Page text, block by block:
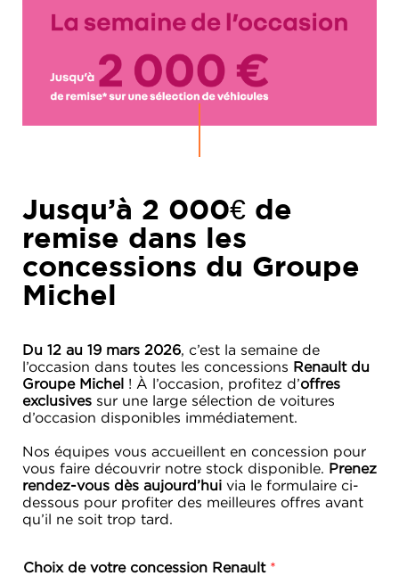
Jusqu’à 2 000€ de
remise dans les
concessions du Groupe
Michel
Du 12 au 19 mars 2026, c’est la semaine de
l’occasion dans toutes les concessions Renault du
Groupe Michel ! À l’occasion, profitez d’offres
exclusives sur une large sélection de voitures
d’occasion disponibles immédiatement.
Nos équipes vous accueillent en concession pour
vous faire découvrir notre stock disponible. Prenez
rendez-vous dès aujourd’hui via le formulaire ci-
dessous pour profiter des meilleures offres avant
qu’il ne soit trop tard.
Choix de votre concession Renault *